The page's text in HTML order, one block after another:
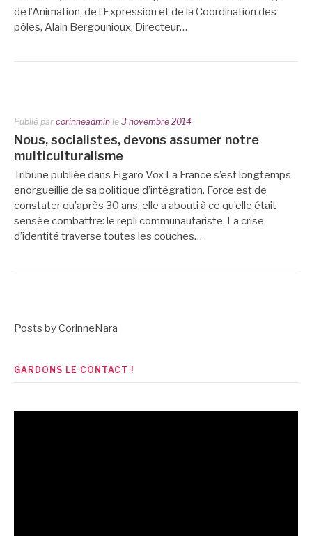
de l’Animation, de l’Expression et de la Coordination des
pôles, Alain Bergounioux, Directeur…
Publié par corinneadmin le 3 novembre 2014
Nous, socialistes, devons assumer notre
multiculturalisme
Tribune publiée dans Figaro Vox La France s’est longtemps
enorgueillie de sa politique d’intégration. Force est de
constater qu’après 30 ans, elle a abouti à ce qu’elle était
sensée combattre: le repli communautariste. La crise
d’identité traverse toutes les couches…
Posts by CorinneNara
GARDONS LE CONTACT !